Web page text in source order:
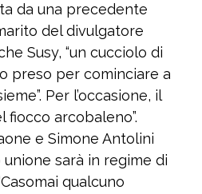
da una precedente
del divulgatore
Susy, “un cucciolo di
preso per cominciare a
Per l’occasione, il
fiocco arcobaleno”.
e Simone Antolini
sarà in regime di
qualcuno